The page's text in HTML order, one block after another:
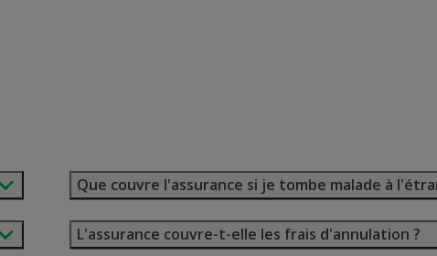
Que couvre l'assurance si je tombe malade à
L'assurance couvre-t-elle les frais d'annulation ?